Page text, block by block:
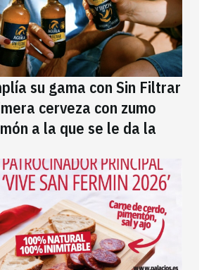
su gama con Sin Filtrar
cerveza con zumo
a la que se le da la